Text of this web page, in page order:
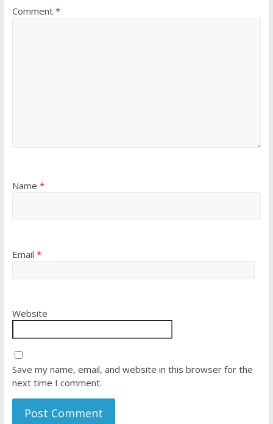
Comment *
Name *
Email *
Website
Save my name, email, and website in this browser for the
next time I comment.